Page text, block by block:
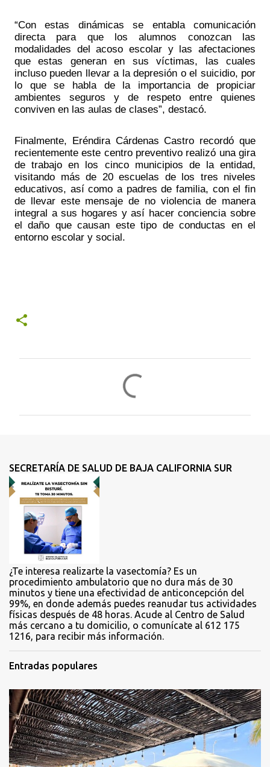
“Con estas dinámicas se entabla comunicación
directa para que los alumnos conozcan las
modalidades del acoso escolar y las afectaciones
que estas generan en sus víctimas, las cuales
incluso pueden llevar a la depresión o el suicidio, por
lo que se habla de la importancia de propiciar
ambientes seguros y de respeto entre quienes
conviven en las aulas de clases”, destacó.
Finalmente, Eréndira Cárdenas Castro recordó que
recientemente este centro preventivo realizó una gira
de trabajo en los cinco municipios de la entidad,
visitando más de 20 escuelas de los tres niveles
educativos, así como a padres de familia, con el fin
de llevar este mensaje de no violencia de manera
integral a sus hogares y así hacer conciencia sobre
el daño que causan este tipo de conductas en el
entorno escolar y social.
t
a
r
o
SECRETARÍA DE SALUD DE BAJA CALIFORNIA SUR
¿Te interesa realizarte la vasectomía? Es un
procedimiento ambulatorio que no dura más de 30
minutos y tiene una efectividad de anticoncepción del
99%, en donde además puedes reanudar tus actividades
físicas después de 48 horas. Acude al Centro de Salud
más cercano a tu domicilio, o comunícate al 612 175
1216, para recibir más información.
Entradas populares